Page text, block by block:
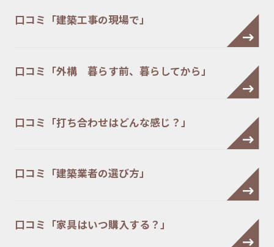
口コミ「建築工事の現場で」
口コミ「外構 暮らす前、暮らしてから」
口コミ「打ち合わせはどんな感じ？」
口コミ「建築業者の選び方」
口コミ「家具はいつ購入する？」